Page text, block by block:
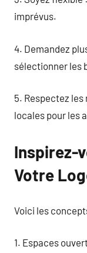
imprévus.
4. Demandez
sélectionner les
5. Respectez
locales pour les
Inspirez-
Votre
Voici les
1. Espaces